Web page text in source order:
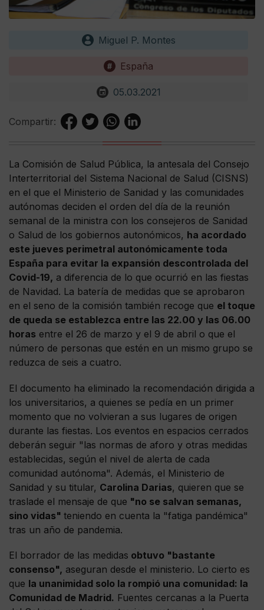
Miguel P. Montes
España
05.03.2021
Compartir:
La Comisión de Salud Pública, la antesala del Consejo
Interterritorial del Sistema Nacional de Salud (CISNS)
en el que el Ministerio de Sanidad y las comunidades
autónomas deciden el orden del día de la reunión
semanal de la ministra con los consejeros de Sanidad
o Salud de los gobiernos autonómicos, ha acordado
este jueves perimetral autonómicamente toda
España para evitar la expansión descontrolada del
Covid-19, a diferencia de lo que ocurrió en las fiestas
de Navidad. La batería de medidas que se aprobaron
en el seno de la comisión también recoge que el toque
de queda se establezca entre las 22.00 y las 06.00
horas entre el 26 de marzo y el 9 de abril o que el
número de personas que estén en un mismo grupo se
reduzca de seis a cuatro.
El documento ha eliminado la recomendación dirigida a
los universitarios, a quienes se pedía en un primer
momento que no volvieran a sus lugares de origen
durante las fiestas. Los eventos en espacios cerrados
deberán seguir "las normas de aforo y otras medidas
establecidas, según el nivel de alerta de cada
comunidad autónoma". Además, el Ministerio de
Sanidad y su titular, Carolina Darias, quieren que se
traslade el mensaje de que "no se salvan semanas,
sino vidas" teniendo en cuenta la "fatiga pandémica"
tras un año de pandemia.
El borrador de las medidas obtuvo "bastante
consenso", aseguran desde el ministerio. Lo cierto es
que la unanimidad solo la rompió una comunidad: la
Comunidad de Madrid. Fuentes cercanas a la Puerta